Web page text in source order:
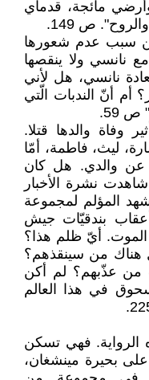
مائجة، قدماي
ص 149.
سبب عدم شعورها
نانسي ولا ينقصها
نانسي، هل لأني
أنّ الندبات الّتي
59.
وفاة والدها قتلا.
ليث، فاطمة، أمّا
عن والدي. هل كان
نشرة الأخبار
المؤلم لمجموعة
بندقيّات جيش
الموت. أيّ ظلم هذا؟
من سينقذهم؟
من عذّبهم؟ لم أكن
في هذا العالم
الرواية. فهي تسكن
بحيرة مينشغان،